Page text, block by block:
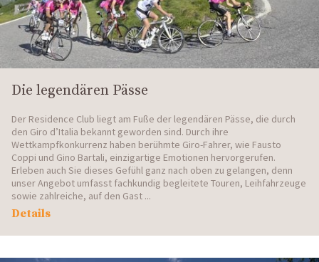
Die legendären Pässe
Der Residence Club liegt am Fuße der legendären Pässe, die durch
den Giro d’Italia bekannt geworden sind. Durch ihre
Wettkampfkonkurrenz haben berühmte Giro-Fahrer, wie Fausto
Coppi und Gino Bartali, einzigartige Emotionen hervorgerufen.
Erleben auch Sie dieses Gefühl ganz nach oben zu gelangen, denn
unser Angebot umfasst fachkundig begleitete Touren, Leihfahrzeuge
sowie zahlreiche, auf den Gast ...
Details